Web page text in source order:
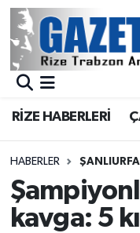
RİZE HABERLERİ
HABERLER ŞANLIURFA
kavga: 5
BÖLGEMİZ
Asayiş
Rize Jandarma
Bilim Teknoloji
Merkez
Merkez Trafik
Süper Lig
Tüm Manşetler